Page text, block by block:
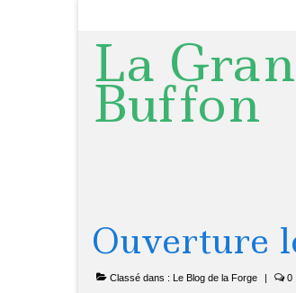
La
Buffon
Ouverture
Classé dans : Le Blog de la Forge | 0